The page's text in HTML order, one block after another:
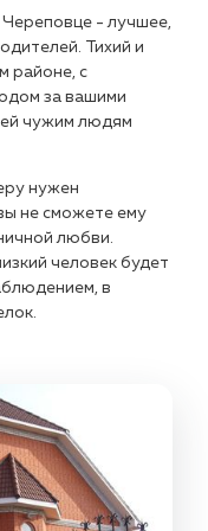
- лучшее,
Тихий и
районе, с
за вашими
чужим людям
нужен
не сможете ему
любви.
человек будет
в